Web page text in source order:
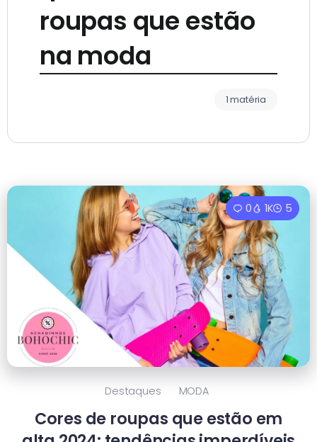
roupas que estão
na moda
1 matéria
0 1K 5
Destaques MODA
Cores de roupas que estão em